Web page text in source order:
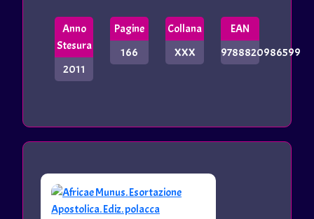
Anno
Stesura
2011
Pagine
166
Collana
XXX
EAN
9788820986599